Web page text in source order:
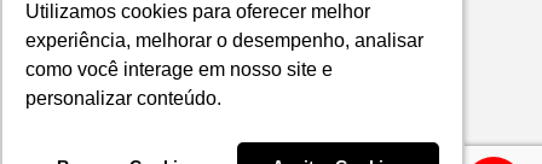
Utilizamos cookies para oferecer melhor
experiência, melhorar o desempenho, analisar
como você interage em nosso site e
personalizar conteúdo.
Utilizamos cookies para oferecer melhor
experiência, melhorar o desempenho, analisar
como você interage em nosso site e
personalizar conteúdo.
Política de Privacidade
WETZEL S/A © 2026